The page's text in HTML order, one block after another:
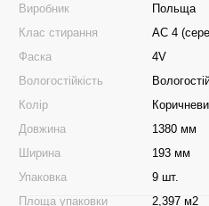
Виробник
Польща
Клас стирання
АС 4
Фаска
4V
Вологостійкість
Колір
Довжина
1380 мм
Ширина
193 мм
Упаковка
9 шт.
Площа упаковки
2,397 м2